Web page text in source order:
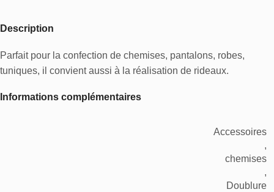
Description
Parfait pour la confection de chemises, pantalons, robes,
tuniques, il convient aussi à la réalisation de rideaux.
Informations complémentaires
Accessoires
,
chemises
,
Doublure